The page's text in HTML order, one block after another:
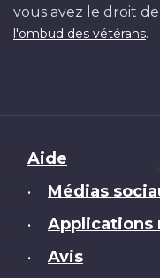
vous avez le droit de
l'ombud des vétérans.
Brand
Aide
• Médias
• Applications
• Avis